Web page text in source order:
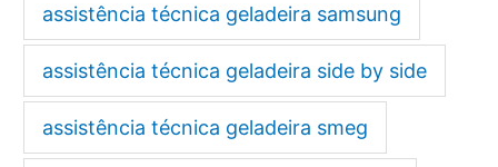
assistência técnica geladeira samsung
assistência técnica geladeira side by side
assistência técnica geladeira smeg